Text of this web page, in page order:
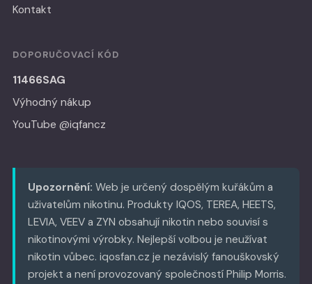
Kontakt
DOPORUČOVACÍ KÓD
11466SAG
Výhodný nákup
YouTube @iqfancz
Upozornění: Web je určený dospělým kuřákům a
uživatelům nikotinu. Produkty IQOS, TEREA, HEETS,
LEVIA, VEEV a ZYN obsahují nikotin nebo souvisí s
nikotinovými výrobky. Nejlepší volbou je neužívat
nikotin vůbec. iqosfan.cz je nezávislý fanouškovský
projekt a není provozovaný společností Philip Morris.